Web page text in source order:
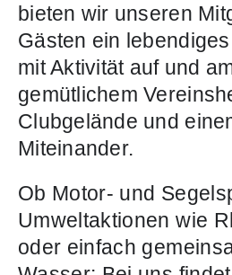
bieten wir unseren
Gästen ein
mit Aktivität auf und
gemütlichem
Clubgelände und
Miteinander.
Ob Motor- und
Umweltaktionen wie
oder einfach